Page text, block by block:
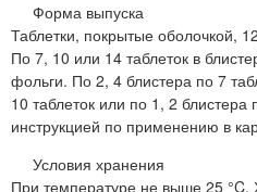
Форма выпуска
Таблетки, покрытые оболочкой,
По 7, 10 или 14 таблеток в
фольги. По 2, 4 блистера по 7
10 таблеток или по 1, 2 блистера
инструкцией по применению в
Условия хранения
При температуре не выше 25 °C.